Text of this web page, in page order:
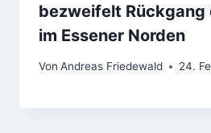
bezweifelt
im Essener Norden
Von Andreas Friedewald 24.